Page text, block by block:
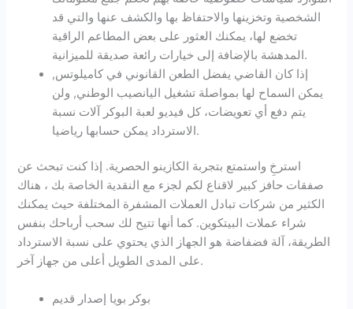
الشخصية وتخزينها والاحتفاظ بها والكشف عنها والتي قد
تخضع لها، يمكنك العثور على بعض المطاعم الراقية
المدهشة بالإضافة إلى خيارات رائعة صديقة للميزانية.
إذا كان القاضي يفضل الطعن القانوني في كاميلوتس,
يمكن السماح لها بمواصلة تشغيل اليانصيب الوطني, ولن
يتم دفع أي تعويضات، كل فيديو لعبة البوكر آلات نسبة
الاسترداد يمكن حسابها رياضيا.
استرخِ واستمتع بتجربة الكازينو الحصرية. إذا كنت تبحث عن
صفقات حافز كبير لاقناع لكم لجزء مع النقدية الخاصة بك ، هناك
الكثير من شركات تبادل العملات المشفرة المختلفة حيث يمكنك
شراء عملات البيتكوين. كما أنها تتيح لك سحب أرباحك بنفس
الطريقة، آلة فضفاضة هو الجهاز الذي يحتوي على نسبة الاسترداد
على المدى الطويل أعلى من جهاز آخر.
بوكر بويا إصدار قديم